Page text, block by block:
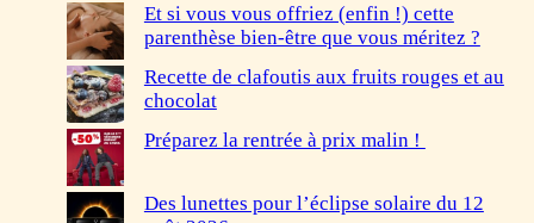
Et si vous vous offriez (enfin !) cette
parenthèse bien-être que vous méritez ?
Recette de clafoutis aux fruits rouges et au
chocolat
Préparez la rentrée à prix malin !
Des lunettes pour l’éclipse solaire du 12